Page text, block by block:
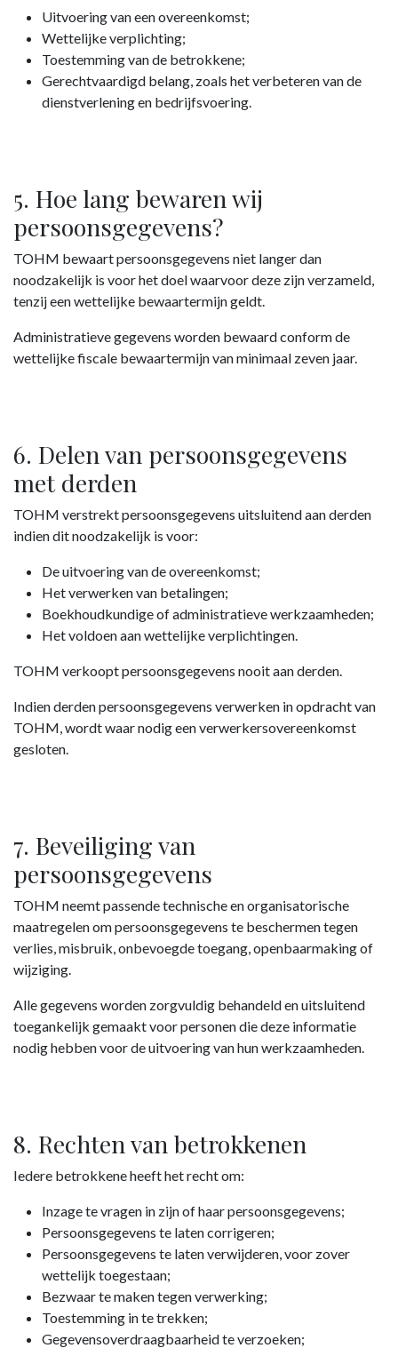
Uitvoering van een overeenkomst;
Wettelijke verplichting;
Toestemming van de betrokkene;
Gerechtvaardigd belang, zoals het verbeteren van de
dienstverlening en bedrijfsvoering.
5. Hoe lang bewaren wij
persoonsgegevens?
TOHM bewaart persoonsgegevens niet langer dan
noodzakelijk is voor het doel waarvoor deze zijn verzameld,
tenzij een wettelijke bewaartermijn geldt.
Administratieve gegevens worden bewaard conform de
wettelijke fiscale bewaartermijn van minimaal zeven jaar.
6. Delen van persoonsgegevens
met derden
TOHM verstrekt persoonsgegevens uitsluitend aan derden
indien dit noodzakelijk is voor:
De uitvoering van de overeenkomst;
Het verwerken van betalingen;
Boekhoudkundige of administratieve werkzaamheden;
Het voldoen aan wettelijke verplichtingen.
TOHM verkoopt persoonsgegevens nooit aan derden.
Indien derden persoonsgegevens verwerken in opdracht van
TOHM, wordt waar nodig een verwerkersovereenkomst
gesloten.
7. Beveiliging van
persoonsgegevens
TOHM neemt passende technische en organisatorische
maatregelen om persoonsgegevens te beschermen tegen
verlies, misbruik, onbevoegde toegang, openbaarmaking of
wijziging.
Alle gegevens worden zorgvuldig behandeld en uitsluitend
toegankelijk gemaakt voor personen die deze informatie
nodig hebben voor de uitvoering van hun werkzaamheden.
8. Rechten van betrokkenen
Iedere betrokkene heeft het recht om:
Inzage te vragen in zijn of haar persoonsgegevens;
Persoonsgegevens te laten corrigeren;
Persoonsgegevens te laten verwijderen, voor zover
wettelijk toegestaan;
Bezwaar te maken tegen verwerking;
Toestemming in te trekken;
Gegevensoverdraagbaarheid te verzoeken;